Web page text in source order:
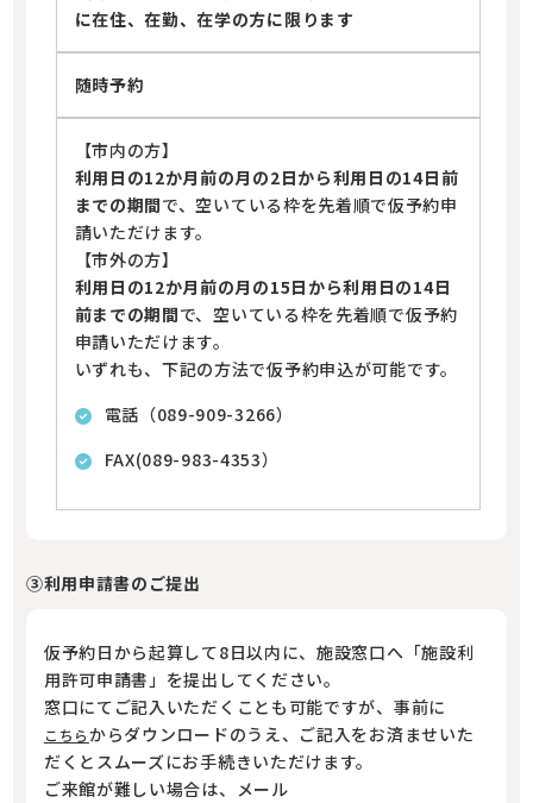
に在住、在勤、在学の方に限ります
随時予約
【市内の方】
利用日の12か月前の月の2日から利用日の14日前
までの期間で、空いている枠を先着順で仮予約申
請いただけます。
【市外の方】
利用日の12か月前の月の15日から利用日の14日
前までの期間で、空いている枠を先着順で仮予約
申請いただけます。
いずれも、下記の方法で仮予約申込が可能です。
電話（089-909-3266）
FAX(089-983-4353）
③利用申請書のご提出
仮予約日から起算して8日以内に、施設窓口へ「施設利
用許可申請書」を提出してください。
窓口にてご記入いただくことも可能ですが、事前に
こちらからダウンロードのうえ、ご記入をお済ませいた
だくとスムーズにお手続きいただけます。
ご来館が難しい場合は、メール